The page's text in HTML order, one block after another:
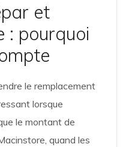
et
: pourquoi
le remplacement
lorsque
le montant de
quand les